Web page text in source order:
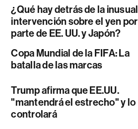
¿Qué hay detrás de la inusual
intervención sobre el yen por
parte de EE. UU. y Japón?
Copa Mundial de la FIFA: La
batalla de las marcas
Trump afirma que EE.UU.
"mantendrá el estrecho" y lo
controlará